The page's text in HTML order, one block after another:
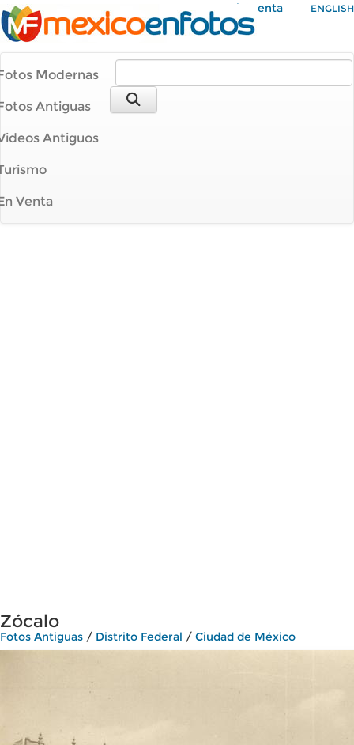
Mi Cuenta ENGLISH
Modernas
Antiguas
Antiguos
Venta
Zócalo
Fotos Antiguas / Distrito Federal / Ciudad de México